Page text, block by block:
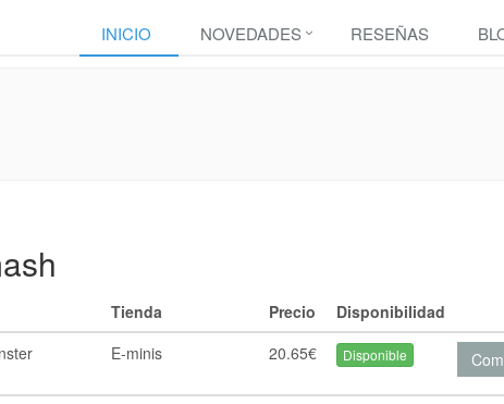
INICIO NOVEDADES RESEÑAS
Tienda Precio
Disponibilidad
E-minis 20.65€ Disponible